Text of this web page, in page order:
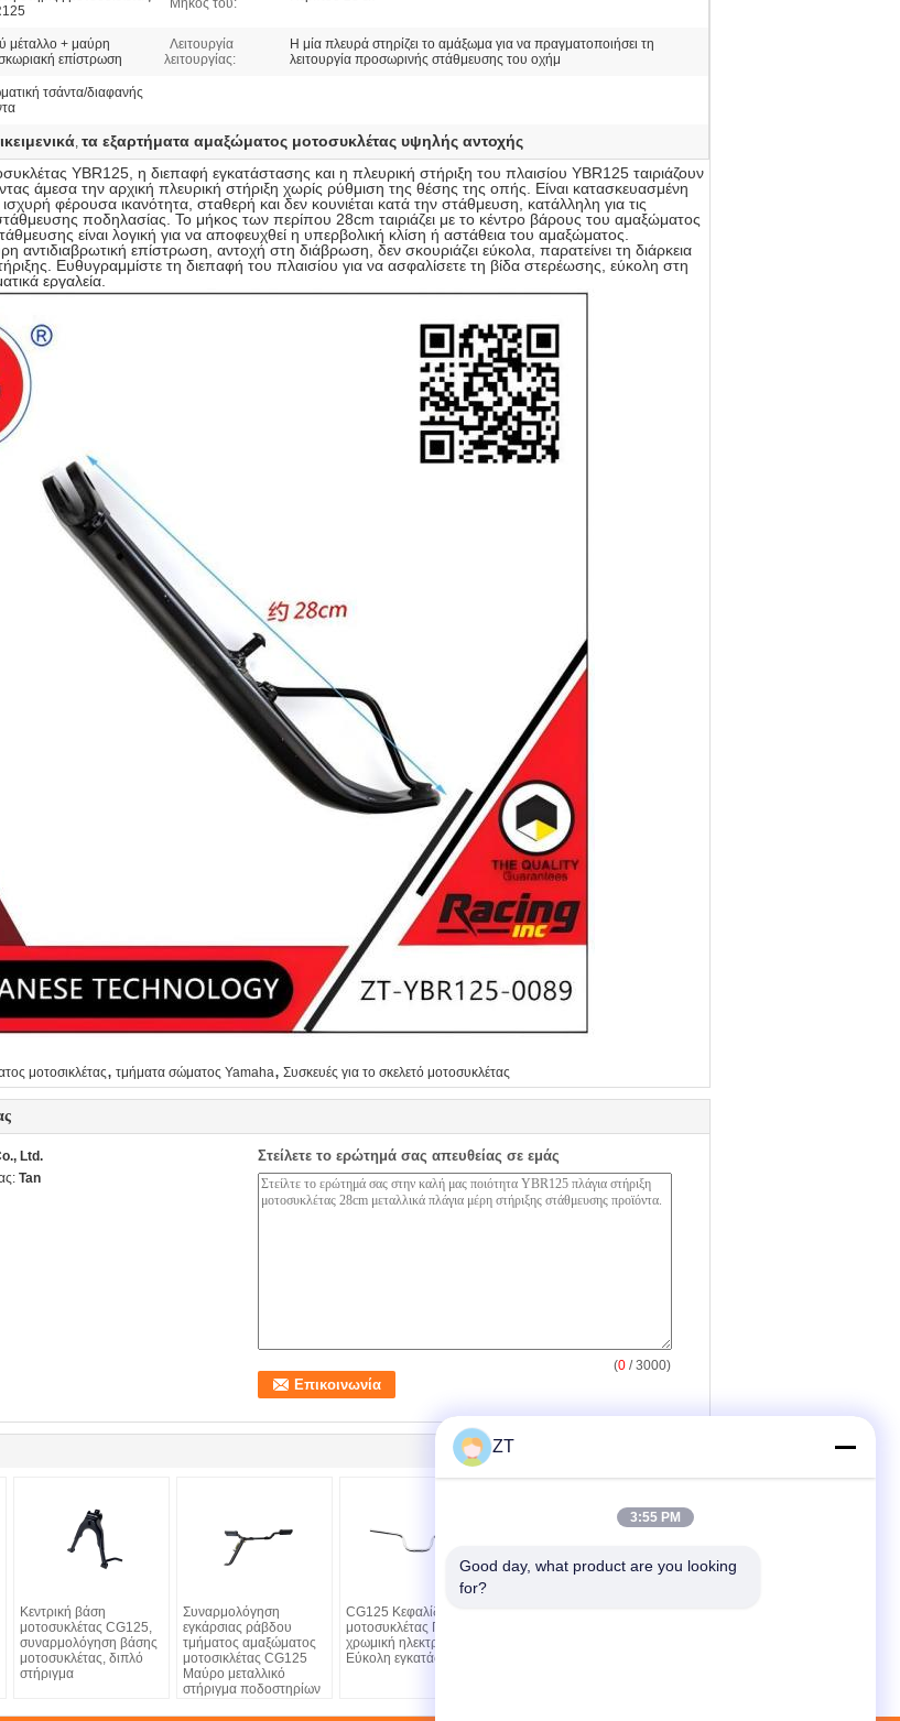
Μήκος του:
μέταλλο + μαύρη
επίστρωση
Λειτουργία
λειτουργίας:
Η μία πλευρά στηρίζει το αμάξωμα για να πραγματοποιήσει τη
λειτουργία προσωρινής στάθμευσης του οχήμ
τσάντα/διαφανής
, τα εξαρτήματα αμαξώματος μοτοσυκλέτας υψηλής αντοχής
YBR125, η διεπαφή εγκατάστασης και η πλευρική στήριξη του πλαισίου YBR125 ταιριάζουν
άμεσα την αρχική πλευρική στήριξη χωρίς ρύθμιση της θέσης της οπής. Είναι κατασκευασμένη
φέρουσα ικανότητα, σταθερή και δεν κουνιέται κατά την στάθμευση, κατάλληλη για τις
ποδηλασίας. Το μήκος των περίπου 28cm ταιριάζει με το κέντρο βάρους του αμαξώματος
είναι λογική για να αποφευχθεί η υπερβολική κλίση ή αστάθεια του αμαξώματος.
αντιδιαβρωτική επίστρωση, αντοχή στη διάβρωση, δεν σκουριάζει εύκολα, παρατείνει τη διάρκεια
Ευθυγραμμίστε τη διεπαφή του πλαισίου για να ασφαλίσετε τη βίδα στερέωσης, εύκολη στη
εργαλεία.
μοτοσικλέτας, τμήματα σώματος Yamaha, Συσκευές για το σκελετό μοτοσυκλέτας
Ltd.
Tan
Στείλετε το ερώτημά σας απευθείας σε εμάς
(0 / 3000)
Κεντρική βάση
μοτοσυκλέτας CG125,
συναρμολόγηση βάσης
μοτοσυκλέτας, διπλό
στήριγμα
Συναρμολόγηση
εγκάρσιας ράβδου
τμήματος αμαξώματος
μοτοσικλέτας CG125
Μαύρο μεταλλικό
στήριγμα ποδοστηρίων
CG125 Κεφαλίδα
μοτοσυκλέτας Γλαστική
χρωμική ηλεκτροπληγή
Εύκολη εγκατάσταση
ZT
3:55 PM
Good day, what product are you looking
for?